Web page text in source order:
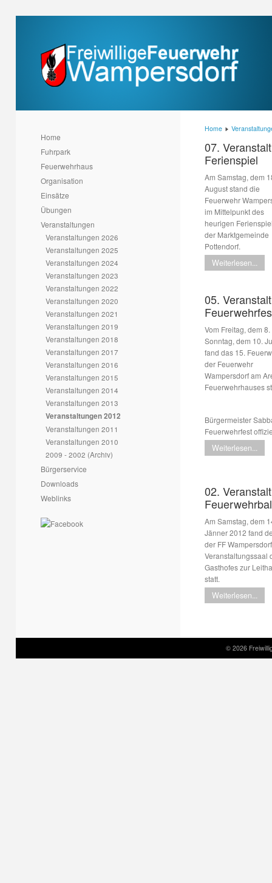
Home
Fuhrpark
Feuerwehrhaus
Organisation
Einsätze
Übungen
Veranstaltungen
Veranstaltungen 2026
Veranstaltungen 2025
Veranstaltungen 2024
Veranstaltungen 2023
Veranstaltungen 2022
Veranstaltungen 2020
Veranstaltungen 2021
Veranstaltungen 2019
Veranstaltungen 2018
Veranstaltungen 2017
Veranstaltungen 2016
Veranstaltungen 2015
Veranstaltungen 2014
Veranstaltungen 2013
Veranstaltungen 2012
Veranstaltungen 2011
Veranstaltungen 2010
2009 - 2002 (Archiv)
Bürgerservice
Downloads
Weblinks
Home
07.
Ferienspiel
Am Samstag, dem
August stand die
Feuerwehr
im Mittelpunkt des
heurigen
der Marktgemeinde
Pottendorf.
Weiterlesen...
05.
Vom Freitag, dem
Sonntag, dem 10.
fand das 15.
der Feuerwehr
Wampersdorf am
Feuerwehrhauses
Bürgermeister
Feuerwehrfest
Weiterlesen...
02.
Am Samstag, dem
Jänner 2012 fand
der FF
Veranstaltungssaal
Gasthofes zur
statt.
Weiterlesen...
© 2026